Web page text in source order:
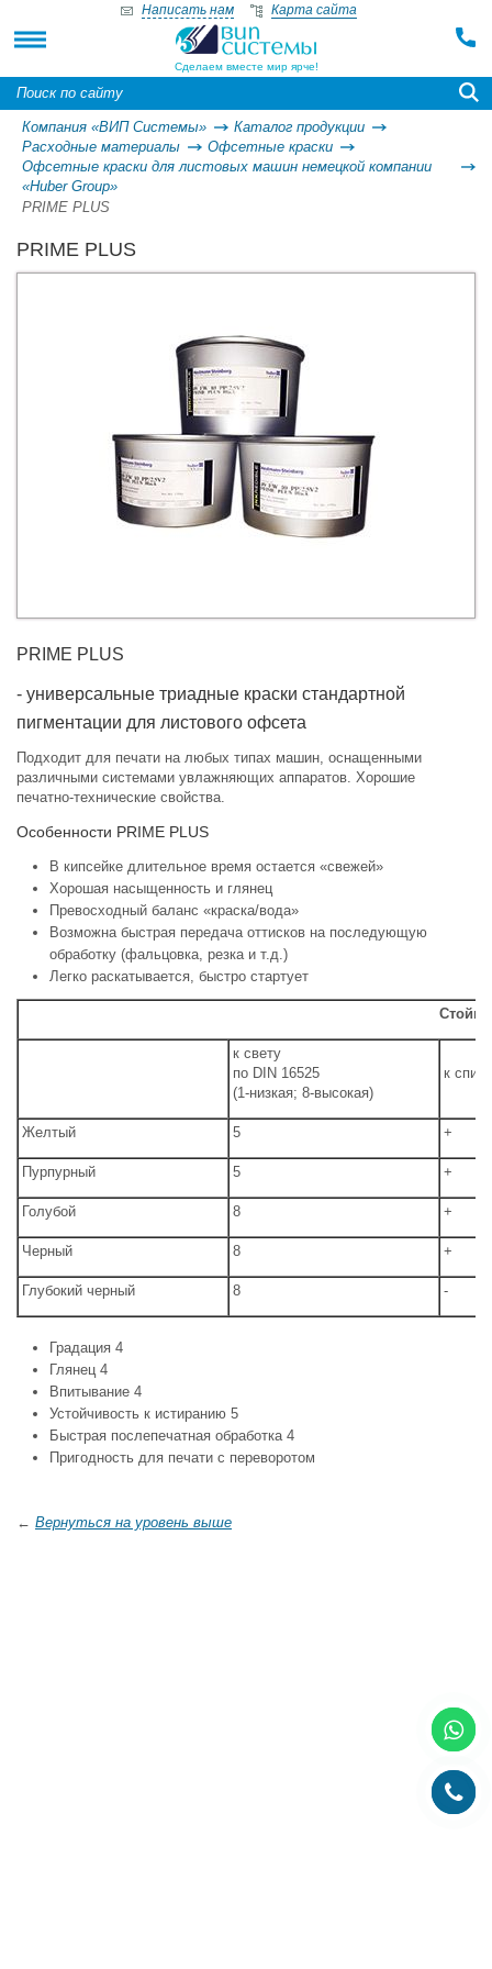
Сделаем вместе мир ярче!
Написать нам Карта сайта
Компания «ВИП Системы»
Каталог продукции
Расходные материалы
Офсетные краски
Офсетные краски для листовых машин немецкой компании
«Huber Group»
PRIME PLUS
PRIME PLUS
PRIME PLUS
- универсальные триадные краски стандартной
пигментации для листового офсета
Подходит для печати на любых типах машин, оснащенными
различными системами увлажняющих аппаратов. Хорошие
печатно-технические свойства.
Особенности PRIME PLUS
В кипсейке длительное время остается «свежей»
Хорошая насыщенность и глянец
Превосходный баланс «краска/вода»
Возможна быстрая передача оттисков на последующую
обработку (фальцовка, резка и т.д.)
Легко раскатывается, быстро стартует
к свету
по DIN 16525
(1-низкая; 8-высокая)
к
Желтый 5 +
Пурпурный 5 +
Голубой 8 +
Черный 8 +
Глубокий черный 8 -
Градация 4
Глянец 4
Впитывание 4
Устойчивость к истиранию 5
Быстрая послепечатная обработка 4
Пригодность для печати с переворотом
← Вернуться на уровень выше